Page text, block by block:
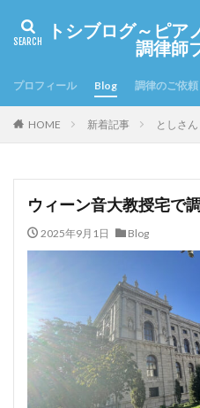
トシブログ～ピア
調律師
プロフィール Blog 調律のご依頼
HOME 新着記事 としさん
ウィーン音大教授宅で
2025年9月1日 Blog